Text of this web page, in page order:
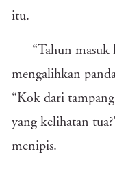
itu.
“Tahun masuk
mengalihkan
“Kok dari
yang kelihatan
menipis.